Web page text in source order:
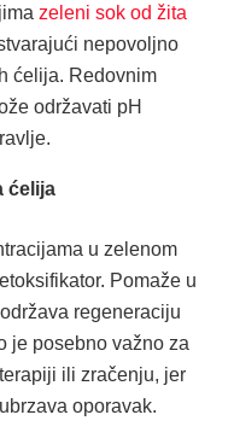
zeleni sok od žita
nepovoljno
ćelija. Redovnim
održavati pH
ćelija
u zelenom
Pomaže u
regeneraciju
je posebno važno za
ili zračenju, jer
oporavak.